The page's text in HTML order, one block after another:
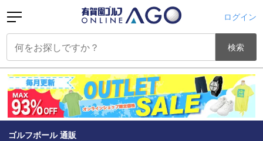
ログイン
検索
ゴルフボール 通販